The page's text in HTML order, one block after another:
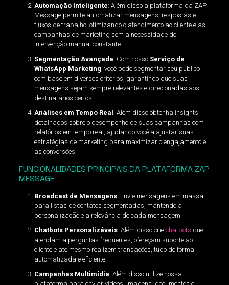
Automação Inteligente: Além disso a plataforma da ZAP
Message permite automatizar mensagens, respostas e
fluxos de trabalho, otimizando o atendimento ao cliente e as
campanhas de marketing sem a necessidade de
intervenção manual constante.
Segmentação Avançada: Com nosso Serviço de
WhatsApp Marketing, você pode segmentar seu público
com base em diversos critérios, garantindo que suas
mensagens sejam sempre relevantes e direcionadas aos
destinatários certos.
Análises em Tempo Real : Além disso obtenha insights
detalhados sobre o desempenho de suas campanhas com
relatórios em tempo real, ajudando você a ajustar suas
estratégias de marketing para maximizar o engajamento e
as conversões.
FUNCIONALIDADES PRINCIPAIS DA PLATAFORMA ZAP
MESSAGE
Broadcast de Mensagens: Envie mensagens em massa
para listas de contatos segmentadas, mantendo a
personalização e a relevância de cada mensagem.
Chatbots Personalizáveis: Além disso crie chatbots que
atendam a perguntas frequentes, ofereçam suporte ao
cliente e até mesmo realizem transações, tudo de forma
automatizada e eficiente.
Campanhas Multimídia: Além disso utilize nossa